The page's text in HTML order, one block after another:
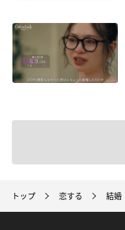
トップ 恋する 結婚